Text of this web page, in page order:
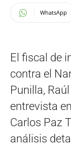
WhatsApp
El fiscal de
contra el
Punilla,
entrevista
Carlos Paz
análisis